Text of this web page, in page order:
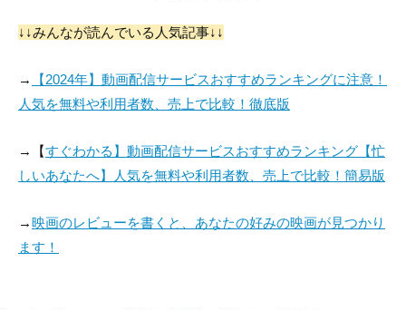
↓↓みんなが読んでいる人気記事↓↓
→
【2024年】動画配信サービスおすすめランキングに注意！
人気を無料や利用者数、売上で比較！徹底版
→【すぐわかる】動画配信サービスおすすめランキング【忙
しいあなたへ】人気を無料や利用者数、売上で比較！簡易版
→映画のレビューを書くと、あなたの好みの映画が見つかり
ます！